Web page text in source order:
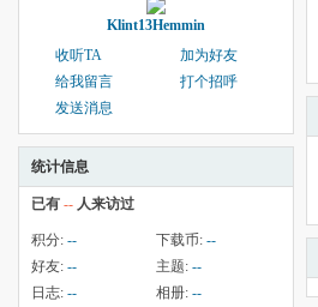
Klint13Hemmin
收听TA
加为好友
给我留言
打个招呼
发送消息
统计信息
已有 -- 人来访过
积分: -- 下载币: --
好友: -- 主题: --
日志: -- 相册: --